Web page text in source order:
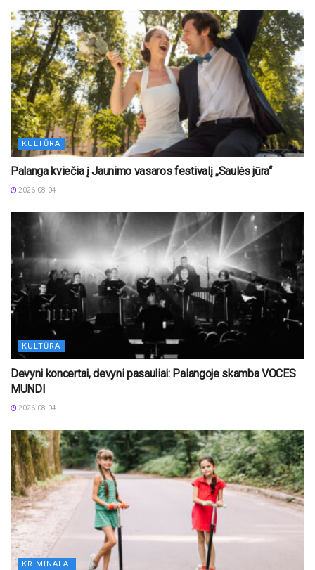
KULTŪRA
Palanga kviečia į Jaunimo vasaros festivalį „Saulės jūra“
2026-08-04
KULTŪRA
Devyni koncertai, devyni pasauliai: Palangoje skamba VOCES
MUNDI
2026-08-04
KRIMINALAI